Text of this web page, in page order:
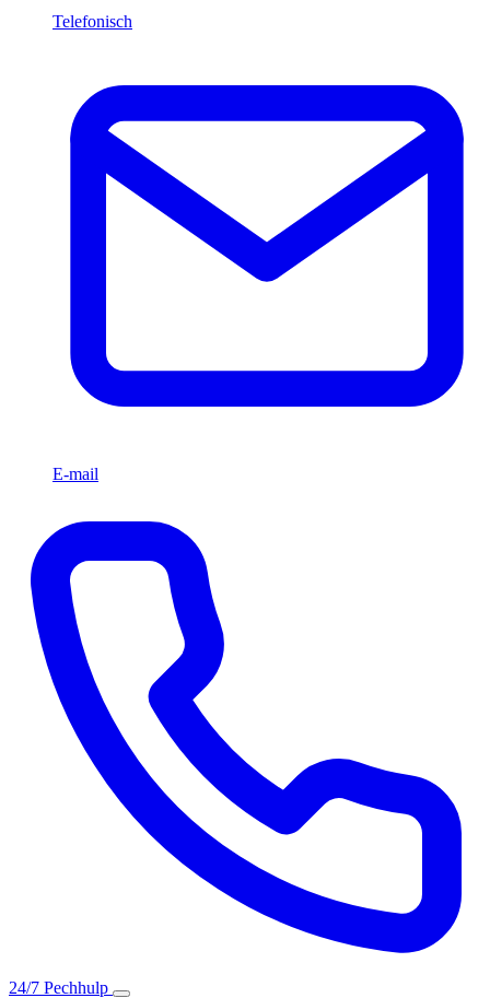
Telefonisch
E-mail
24/7 Pechhulp